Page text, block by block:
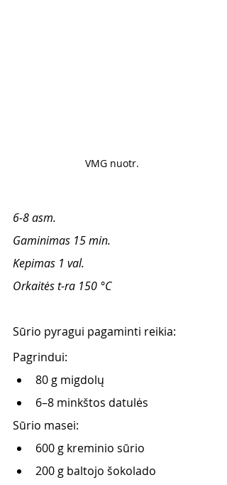
VMG nuotr.
6-8 asm.
Gaminimas 15 min.
Kepimas 1 val.
Orkaitės t-ra 150 °C
Sūrio pyragui pagaminti reikia:
Pagrindui:
80 g migdolų
6–8 minkštos datulės
Sūrio masei:
600 g kreminio sūrio
200 g baltojo šokolado